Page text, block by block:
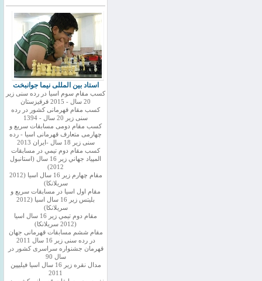
استاد بین المللی نیما جوانبخت
کسب مقام سوم اسیا در رده سنی زیر
20 سال - 2015 قرقیزستان
کسب مقام قهرمانی کشور در رده
سنی زیر 20 سال - 1394
کسب مقام دومی مسابقات سریع و
چهارمی متعارف قهرمانی اسیا - رده
سنی زیر 18 سال -ایران 2013
كسب مقام دوم تيمي در مسابقات
المپياد جهاني زير 16 سال (استانبول
2012)
مقام چهارم زير 16 سال اسيا (2012
سريلانكا)
مقام اول اسيا در مسابقات سريع و
بليتس زير 16 سال اسيا (2012
سريلانكا)
مقام دوم تيمي زير 16 سال اسيا
(2012 سريلانكا)
مقام ششم مسابقات قهرمانی جهان
در رده سنی زیر 16 سال 2011
قهرمان جشنواره سراسری کشور در
سال 90
مدال نقره زیر 16 سال اسیا فیلیپین
2011